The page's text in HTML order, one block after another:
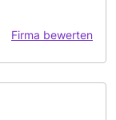
Firma bewerten